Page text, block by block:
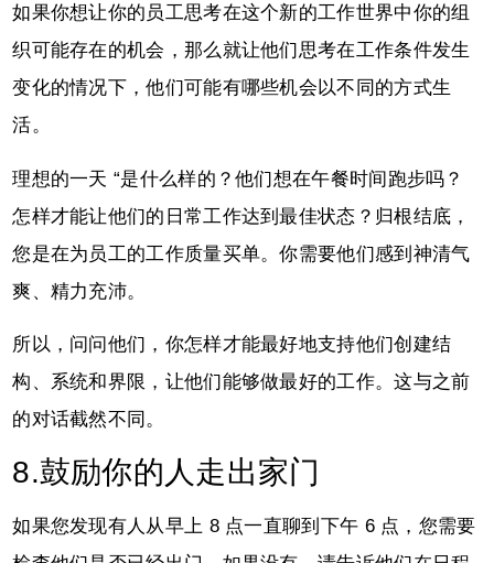
如果你想让你的员工思考在这个新的工作世界中你的组
织可能存在的机会，那么就让他们思考在工作条件发生
变化的情况下，他们可能有哪些机会以不同的方式生
活。
理想的一天 “是什么样的？他们想在午餐时间跑步吗？
怎样才能让他们的日常工作达到最佳状态？归根结底，
您是在为员工的工作质量买单。你需要他们感到神清气
爽、精力充沛。
所以，问问他们，你怎样才能最好地支持他们创建结
构、系统和界限，让他们能够做最好的工作。这与之前
的对话截然不同。
8.鼓励你的人走出家门
如果您发现有人从早上 8 点一直聊到下午 6 点，您需要